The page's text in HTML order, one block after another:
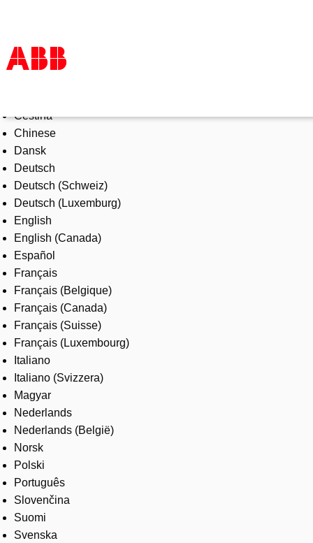
Products & Solutions
Industries
Services
About us
Where to buy
Contact us
Careers
Čeština
Chinese
Dansk
Deutsch
Deutsch (Schweiz)
Deutsch (Luxemburg)
English
English (Canada)
Español
Français
Français (Belgique)
Français (Canada)
Français (Suisse)
Français (Luxembourg)
Italiano
Italiano (Svizzera)
Magyar
Nederlands
Nederlands (België)
Norsk
Polski
Português
Slovenčina
Suomi
Svenska